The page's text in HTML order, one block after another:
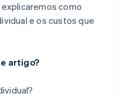
como
e os custos que
artigo?